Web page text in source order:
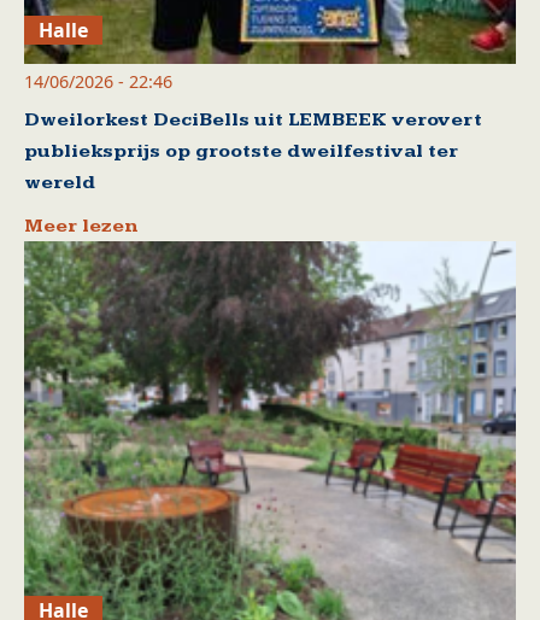
Halle
14/06/2026 - 22:46
Dweilorkest DeciBells uit LEMBEEK verovert
publieksprijs op grootste dweilfestival ter
wereld
Meer lezen
Halle